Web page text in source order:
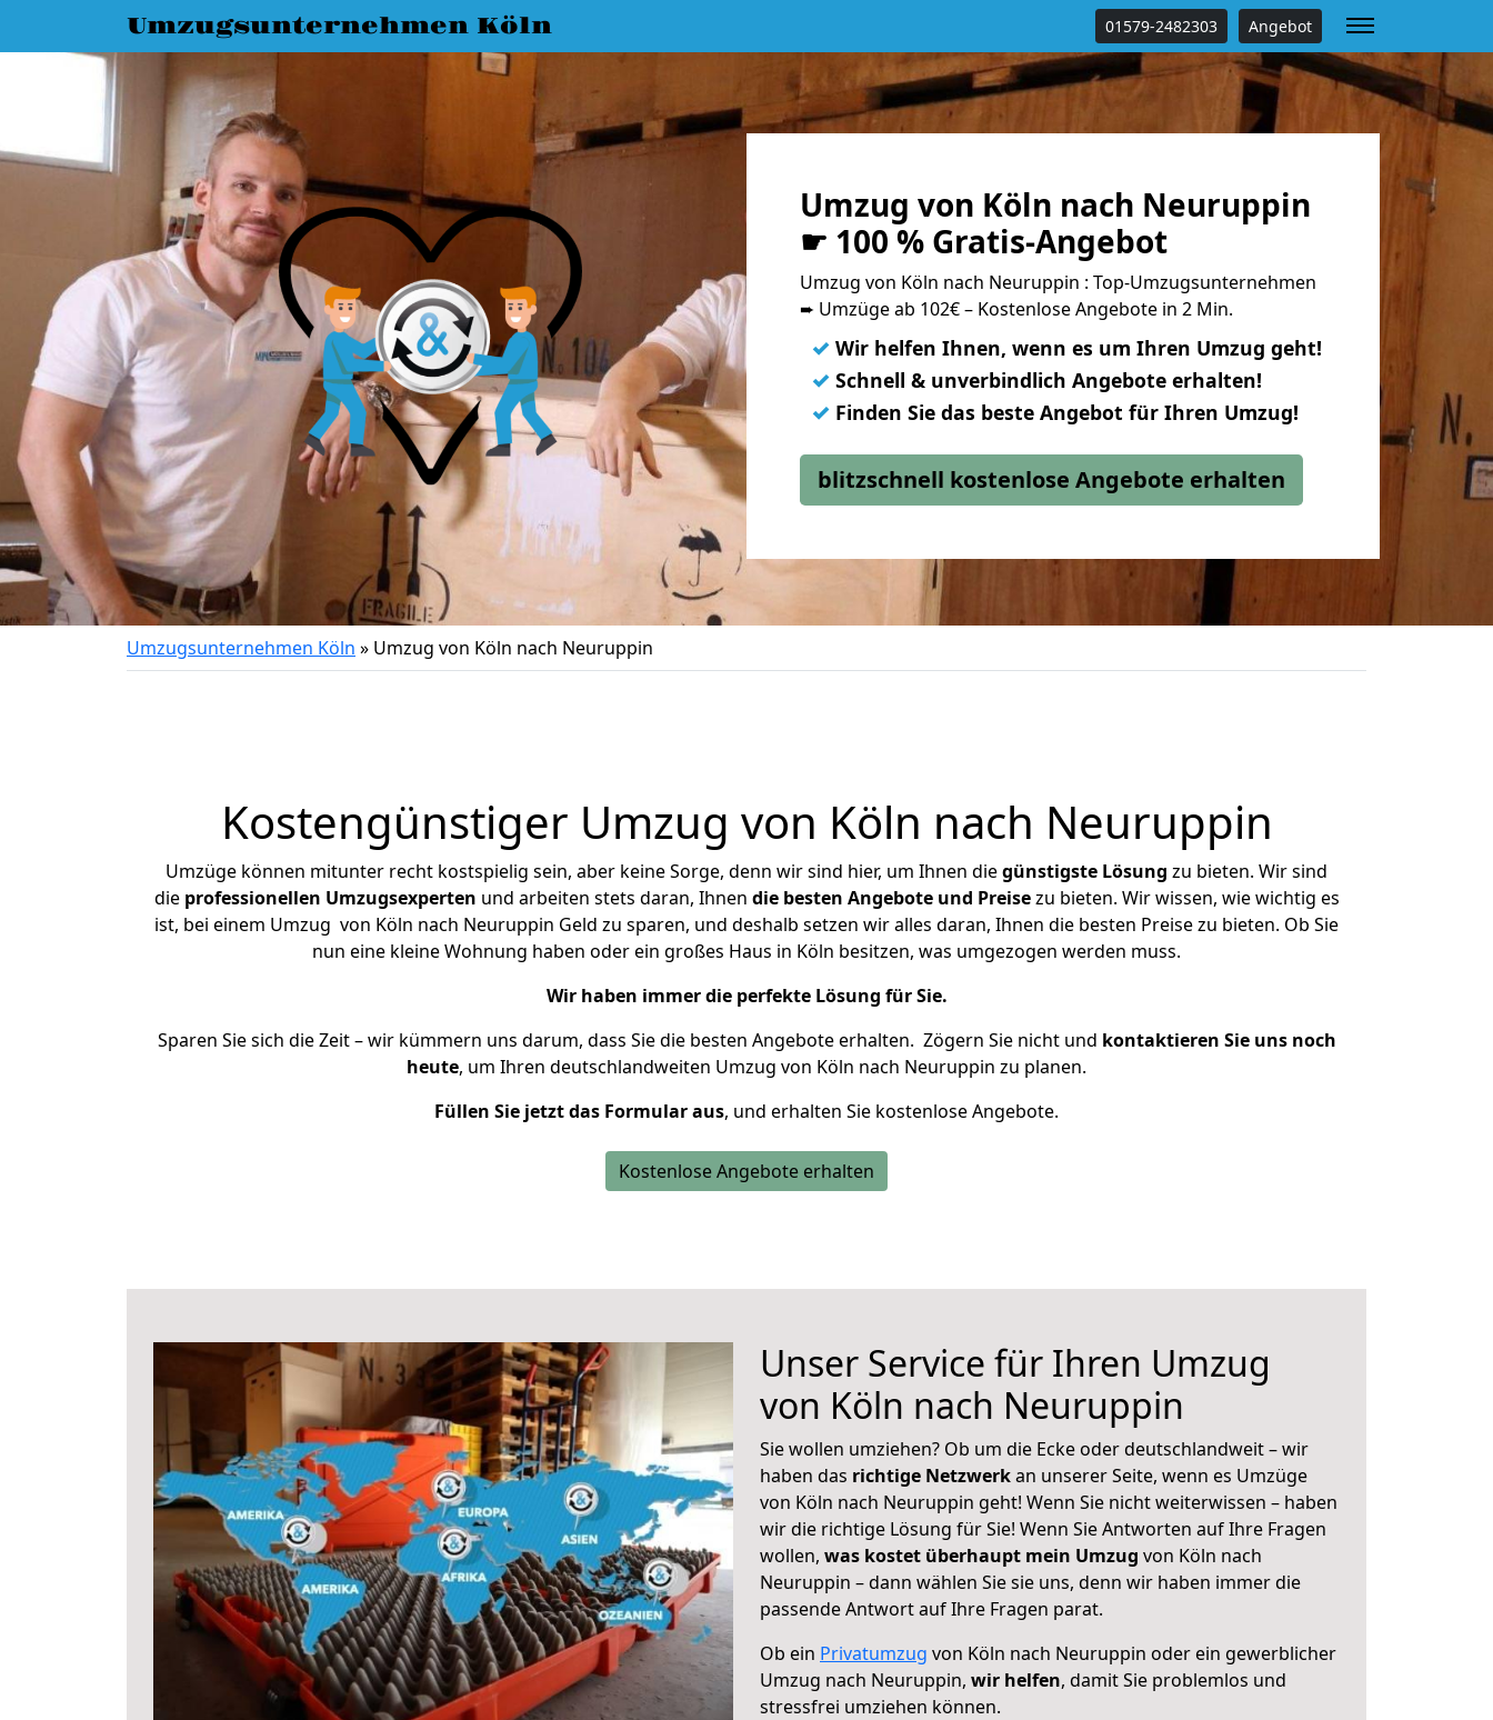
Umzugsunternehmen Köln 01579-2482303 Angebot
Umzug von Köln nach Neuruppin
☛ 100 % Gratis-Angebot
Umzug von Köln nach Neuruppin : Top-Umzugsunternehmen
➨ Umzüge ab 102€ – Kostenlose Angebote in 2 Min.
✓ Wir helfen Ihnen, wenn es um Ihren Umzug geht!
✓ Schnell & unverbindlich Angebote erhalten!
✓ Finden Sie das beste Angebot für Ihren Umzug!
blitzschnell kostenlose Angebote erhalten
Umzugsunternehmen Köln » Umzug von Köln nach Neuruppin
Kostengünstiger Umzug von Köln nach Neuruppin
Umzüge können mitunter recht kostspielig sein, aber keine Sorge, denn wir sind hier, um Ihnen diegünstigste Lösung zu bieten. Wir sind
die professionellen Umzugsexperten und arbeiten stets daran, Ihnen die besten Angebote und Preisezu bieten. Wir wissen, wie wichtig es
ist, bei einem Umzug von Köln nach Neuruppin Geld zu sparen, und deshalb setzen wir alles daran, Ihnen die besten Preise zu bieten. Ob Sie
nun eine kleine Wohnung haben oder ein großes Haus in Köln besitzen, was umgezogen werden muss.
Wir haben immer die perfekte Lösung für Sie.
Sparen Sie sich die Zeit – wir kümmern uns darum, dass Sie die besten Angebote erhalten. Zögern Sie nicht und kontaktieren Sie uns noch
heute, um Ihren deutschlandweiten Umzug von Köln nach Neuruppin zu planen.
Füllen Sie jetzt das Formular aus, und erhalten Sie kostenlose Angebote.
Kostenlose Angebote erhalten
Unser Service für Ihren Umzug
von Köln nach Neuruppin
Sie wollen umziehen? Ob um die Ecke oder deutschlandweit – wir
haben das richtige Netzwerkan unserer Seite, wenn es Umzüge
von Köln nach Neuruppin geht! Wenn Sie nicht weiterwissen – haben
wir die richtige Lösung für Sie! Wenn Sie Antworten auf Ihre Fragen
wollen, was kostet überhaupt mein Umzug von Köln nach
Neuruppin – dann wählen Sie sie uns, denn wir haben immer die
passende Antwort auf Ihre Fragen parat.
Ob ein Privatumzug von Köln nach Neuruppin oder ein gewerblicher
Umzug nach Neuruppin, wir helfen, damit Sie problemlos und
stressfrei umziehen können.